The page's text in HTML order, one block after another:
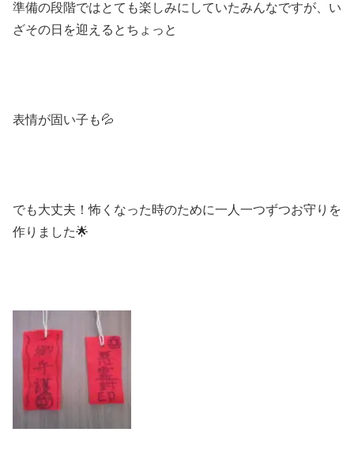
準備の段階ではとても楽しみにしていたみんなですが、い
ざその日を迎えるとちょっと
表情が固い子も💦
でも大丈夫！怖くなった時のために一人一つずつお守りを
作りました🌟